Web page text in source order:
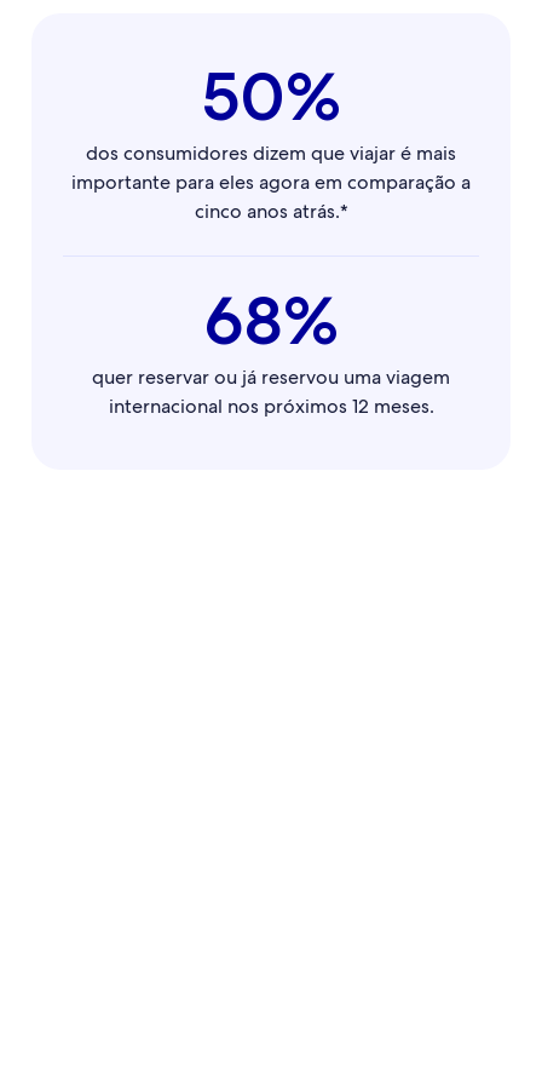
50%
dos consumidores dizem que viajar é mais
importante para eles agora em comparação a
cinco anos atrás.*
68%
quer reservar ou já reservou uma viagem
internacional nos próximos 12 meses.